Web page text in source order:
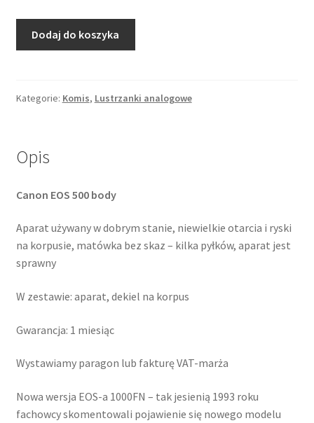
body
Dodaj do koszyka
Kategorie: Komis, Lustrzanki analogowe
Opis
Canon EOS 500 body
Aparat używany w dobrym stanie, niewielkie otarcia i ryski
na korpusie, matówka bez skaz – kilka pyłków, aparat jest
sprawny
W zestawie: aparat, dekiel na korpus
Gwarancja: 1 miesiąc
Wystawiamy paragon lub fakturę VAT-marża
Nowa wersja EOS-a 1000FN – tak jesienią 1993 roku
fachowcy skomentowali pojawienie się nowego modelu